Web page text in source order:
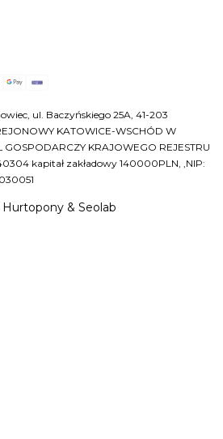
ul. Baczyńskiego 25A, 41-203
KATOWICE-WSCHÓD W
GOSPODARCZY KRAJOWEGO REJESTRU
kapitał zakładowy 140000PLN, ,NIP:
& Seolab